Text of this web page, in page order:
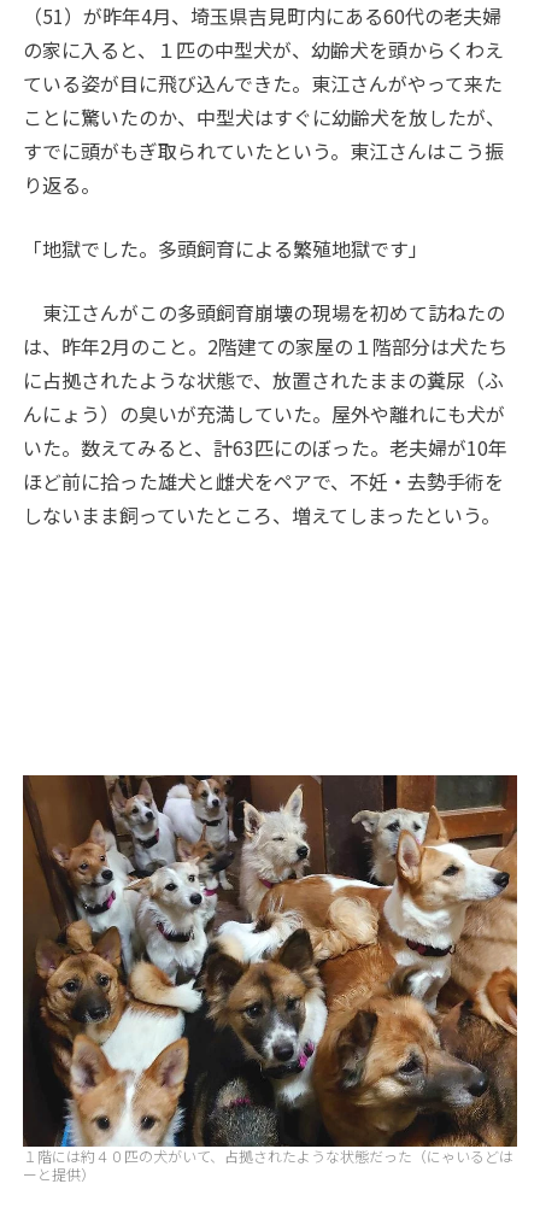
（51）が昨年4月、埼玉県吉見町内にある60代の老夫婦
の家に入ると、１匹の中型犬が、幼齢犬を頭からくわえ
ている姿が目に飛び込んできた。東江さんがやって来た
ことに驚いたのか、中型犬はすぐに幼齢犬を放したが、
すでに頭がもぎ取られていたという。東江さんはこう振
り返る。
「地獄でした。多頭飼育による繁殖地獄です」
東江さんがこの多頭飼育崩壊の現場を初めて訪ねたの
は、昨年2月のこと。2階建ての家屋の１階部分は犬たち
に占拠されたような状態で、放置されたままの糞尿（ふ
んにょう）の臭いが充満していた。屋外や離れにも犬が
いた。数えてみると、計63匹にのぼった。老夫婦が10年
ほど前に拾った雄犬と雌犬をペアで、不妊・去勢手術を
しないまま飼っていたところ、増えてしまったという。
１階には約４０匹の犬がいて、占拠されたような状態だった（にゃいるどは
ーと提供）